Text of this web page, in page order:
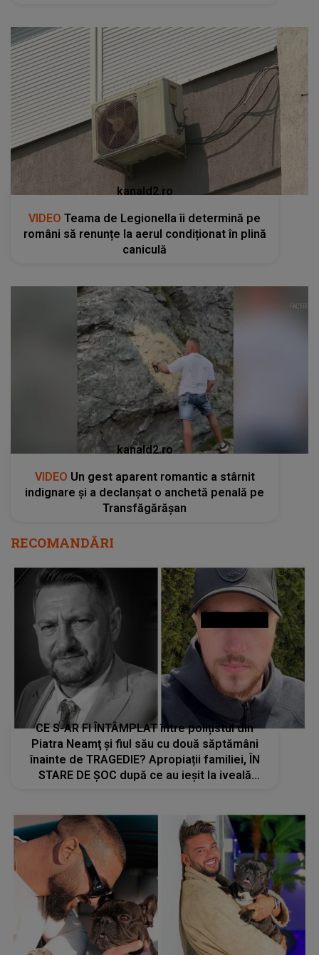
kanald2.ro
VIDEO Teama de Legionella îi determină pe
români să renunțe la aerul condiționat în plină
caniculă
kanald2.ro
VIDEO Un gest aparent romantic a stârnit
indignare și a declanșat o anchetă penală pe
Transfăgărășan
RECOMANDĂRI
CE S-AR FI ÎNTÂMPLAT între polițistul din
Piatra Neamţ și fiul său cu două săptămâni
înainte de TRAGEDIE? Apropiații familiei, ÎN
STARE DE ȘOC după ce au ieșit la iveală